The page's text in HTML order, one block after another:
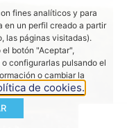
fines analíticos y para
en un perfil creado a partir
las páginas visitadas).
botón "Aceptar",
configurarlas pulsando el
o cambiar la
de cookies.